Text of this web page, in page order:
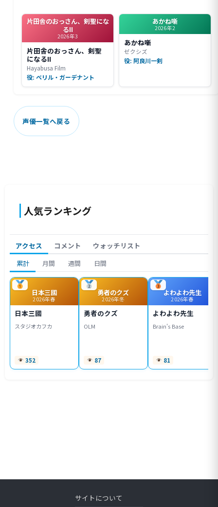
片田舎のおっさん、剣聖にな
るII
2026年3
片田舎のおっさん、剣聖
になるII
Hayabusa Film
役: ベリル・ガーデナント
あかね噺
2026年2
あかね噺
ゼクシズ
役: 阿良川一剣
声優一覧へ戻る
人気ランキング
アクセス コメント ウォッチリスト
累計 月間 週間 日間
日本三國
2026年春
日本三國
スタジオカフカ
352
勇者のクズ
2026年冬
勇者のクズ
OLM
87
よわよわ先生
2026年春
よわよわ先生
Brain's Base
81
サイトについて